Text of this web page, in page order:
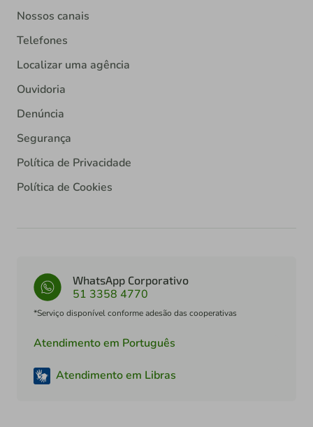
Nossos canais
Telefones
Localizar uma agência
Ouvidoria
Denúncia
Segurança
Política de Privacidade
Política de Cookies
WhatsApp Corporativo
51 3358 4770
*Serviço disponível conforme adesão das cooperativas
Atendimento em Português
Atendimento em Libras